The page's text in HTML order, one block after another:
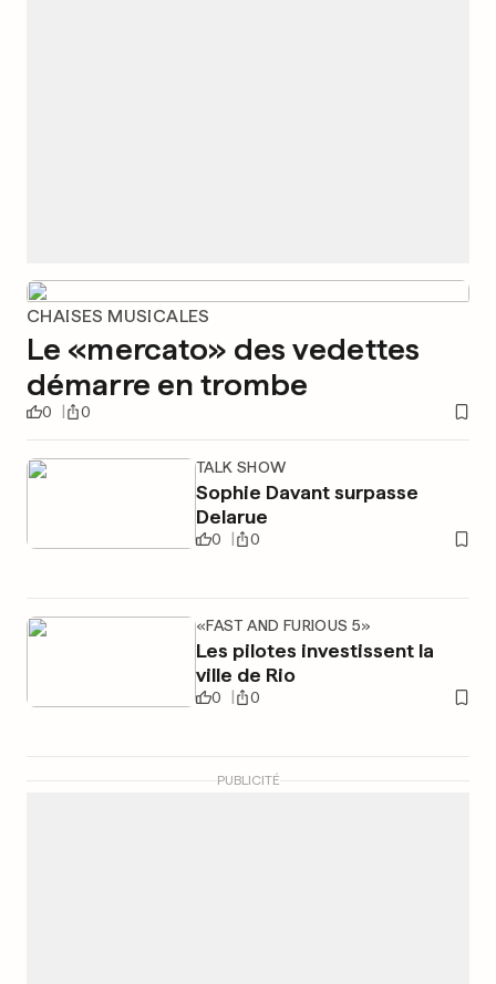
CHAISES MUSICALES
Le «mercato» des vedettes
démarre en trombe
0 0
TALK SHOW
Sophie Davant surpasse
Delarue
0 0
«FAST AND FURIOUS 5»
Les pilotes investissent la
ville de Rio
0 0
PUBLICITÉ